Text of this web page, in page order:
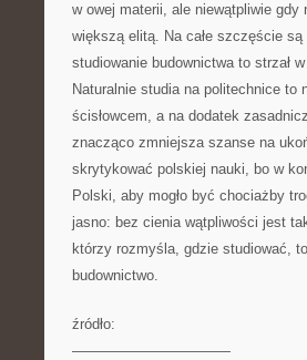
w owej materii, ale niewątpliwie gdy
większą elitą. Na całe szczęście
studiowanie budownictwa to strzał
Naturalnie studia na politechnice
ścisłowcem, a na dodatek
znacząco zmniejsza szanse na
skrytykować polskiej nauki, bo w
Polski, aby mogło być chociażby
jasno: bez cienia wątpliwości jest
którzy rozmyśla, gdzie studiować,
budownictwo.
źródło:
———————————